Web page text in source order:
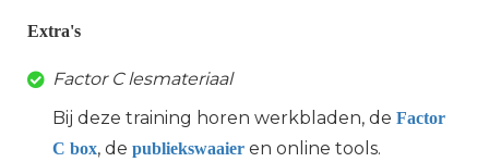
Extra's
Factor C lesmateriaal
Bij deze training horen werkbladen, de Factor
C box, depubliekswaaier en online tools.